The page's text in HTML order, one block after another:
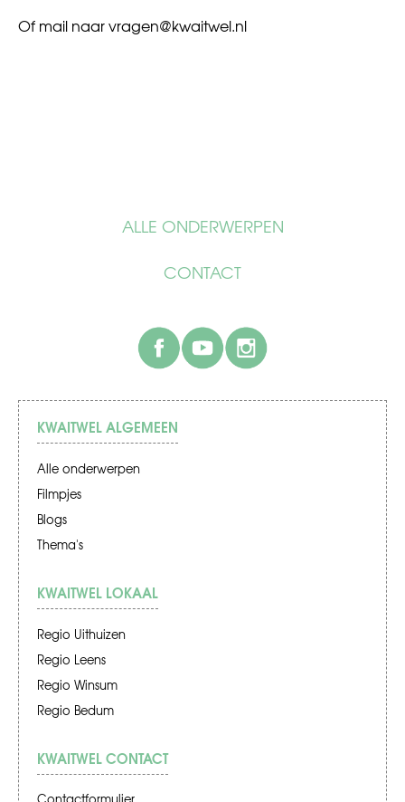
ALLE ONDERWERPEN
CONTACT
facebook
Of mail naarvragen@kwaitwel.nl
KWAITWEL ALGEMEEN
Alle onderwerpen
Filmpjes
Blogs
Thema's
KWAITWEL LOKAAL
Regio Uithuizen
Regio Leens
Regio Winsum
Regio Bedum
KWAITWEL CONTACT